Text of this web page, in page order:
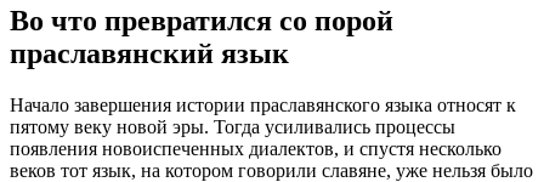
Во что превратился со порой
праславянский язык
Начало завершения истории праславянского языка относят к
пятому веку новой эры. Тогда усиливались процессы
появления новоиспеченных диалектов, и спустя несколько
веков тот язык, на котором говорили славяне, уже нельзя было